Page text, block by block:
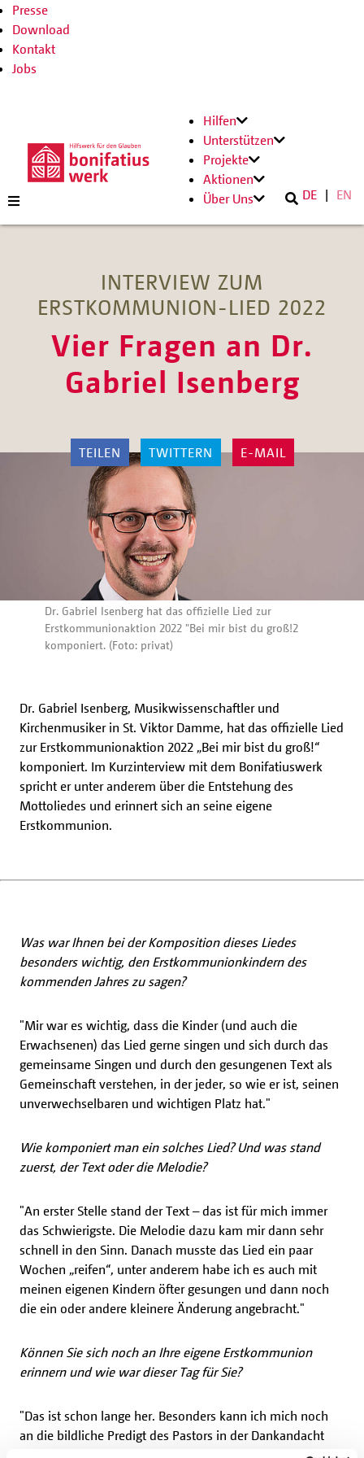
Presse
Download
Kontakt
Jobs
Hilfen
Unterstützen
Projekte
Aktionen
Über Uns
DE EN
INTERVIEW ZUM
ERSTKOMMUNION-LIED 2022
Vier Fragen an Dr.
Gabriel Isenberg
TEILEN TWITTERN E-MAIL
Dr. Gabriel Isenberg hat das offizielle Lied zur
Erstkommunionaktion 2022 "Bei mir bist du groß!2
komponiert. (Foto: privat)
Dr. Gabriel Isenberg, Musikwissenschaftler und
Kirchenmusiker in St. Viktor Damme, hat das offizielle Lied
zur Erstkommunionaktion 2022 „Bei mir bist du groß!“
komponiert. Im Kurzinterview mit dem Bonifatiuswerk
spricht er unter anderem über die Entstehung des
Mottoliedes und erinnert sich an seine eigene
Erstkommunion.
Was war Ihnen bei der Komposition dieses Liedes
besonders wichtig, den Erstkommunionkindern des
kommenden Jahres zu sagen?
"Mir war es wichtig, dass die Kinder (und auch die
Erwachsenen) das Lied gerne singen und sich durch das
gemeinsame Singen und durch den gesungenen Text als
Gemeinschaft verstehen, in der jeder, so wie er ist, seinen
unverwechselbaren und wichtigen Platz hat."
Wie komponiert man ein solches Lied? Und was stand
zuerst, der Text oder die Melodie?
"An erster Stelle stand der Text – das ist für mich immer
das Schwierigste. Die Melodie dazu kam mir dann sehr
schnell in den Sinn. Danach musste das Lied ein paar
Wochen „reifen“, unter anderem habe ich es auch mit
meinen eigenen Kindern öfter gesungen und dann noch
die ein oder andere kleinere Änderung angebracht."
Können Sie sich noch an Ihre eigene Erstkommunion
erinnern und wie war dieser Tag für Sie?
"Das ist schon lange her. Besonders kann ich mich noch
an die bildliche Predigt des Pastors in der Dankandacht